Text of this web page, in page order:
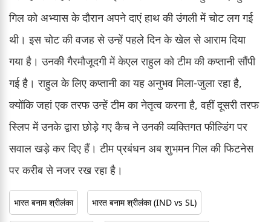
गिल को अभ्यास के दौरान अपने दाएं हाथ की उंगली में चोट लग गई
थी। इस चोट की वजह से उन्हें पहले दिन के खेल से आराम दिया
गया है। उनकी गैरमौजूदगी में केएल राहुल को टीम की कप्तानी सौंपी
गई है। राहुल के लिए कप्तानी का यह अनुभव मिला-जुला रहा है,
क्योंकि जहां एक तरफ उन्हें टीम का नेतृत्व करना है, वहीं दूसरी तरफ
स्लिप में उनके द्वारा छोड़े गए कैच ने उनकी व्यक्तिगत फील्डिंग पर
सवाल खड़े कर दिए हैं। टीम प्रबंधन अब शुभमन गिल की फिटनेस
पर करीब से नजर रख रहा है।
भारत बनाम श्रीलंका भारत बनाम श्रीलंका (IND vs SL)